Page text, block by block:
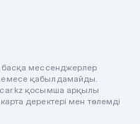
мессенджерлер
қабылдамайды.
қосымша арқылы
деректері мен төлемді